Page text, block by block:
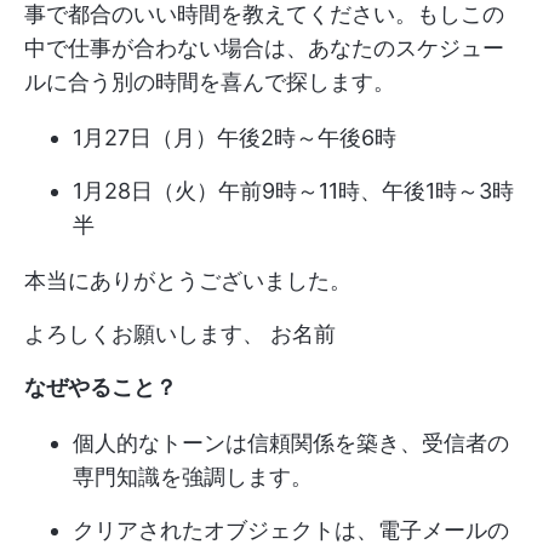
事で都合のいい時間を教えてください。もしこの
中で仕事が合わない場合は、あなたのスケジュー
ルに合う別の時間を喜んで探します。
1月27日（月）午後2時～午後6時
1月28日（火）午前9時～11時、午後1時～3時
半
本当にありがとうございました。
よろしくお願いします、 お名前
なぜやること？
個人的なトーンは信頼関係を築き、受信者の
専門知識を強調します。
クリアされたオブジェクトは、電子メールの